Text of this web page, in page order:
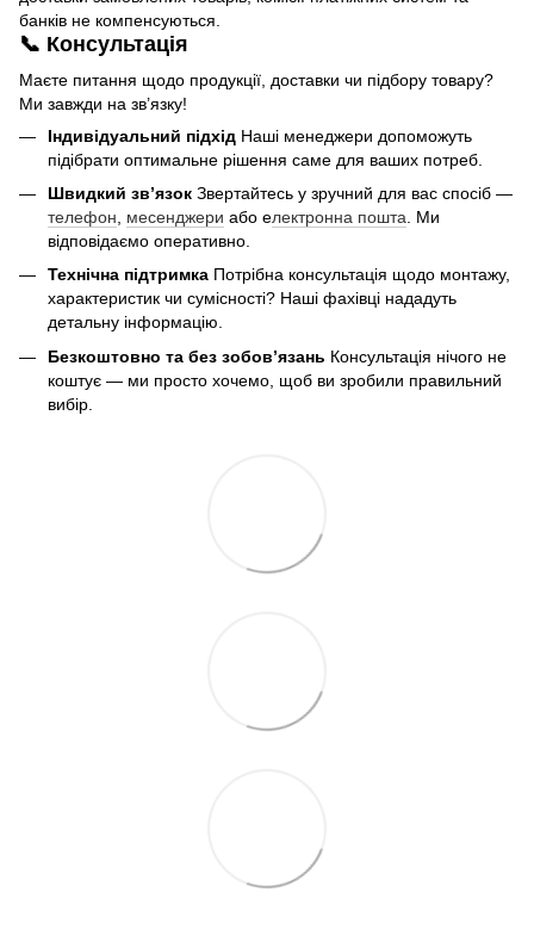
банків не компенсуються.
📞 Консультація
Маєте питання щодо продукції, доставки чи підбору товару?
Ми завжди на зв’язку!
Індивідуальний підхід Наші менеджери допоможуть
підібрати оптимальне рішення саме для ваших потреб.
Швидкий зв’язок Звертайтесь у зручний для вас спосіб —
телефон
месенджери або електронна пошта . Ми
відповідаємо оперативно.
Технічна підтримка Потрібна консультація щодо монтажу,
характеристик чи сумісності? Наші фахівці нададуть
детальну інформацію.
Безкоштовно та без зобов’язань Консультація нічого не
коштує — ми просто хочемо, щоб ви зробили правильний
вибір.